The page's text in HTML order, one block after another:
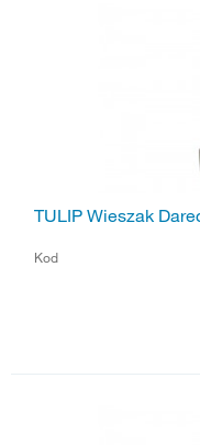
TULIP Wieszak
Kod